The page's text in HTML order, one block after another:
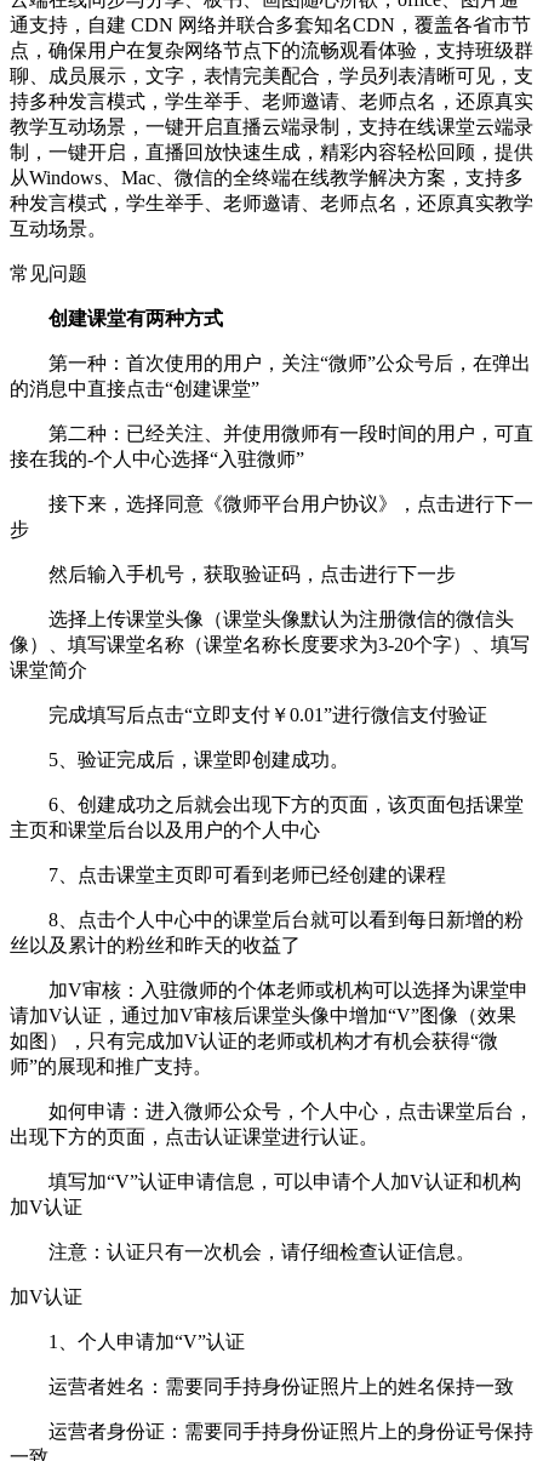
通支持，自建 CDN 网络并联合多套知名CDN，覆盖各省市节
点，确保用户在复杂网络节点下的流畅观看体验，支持班级群
聊、成员展示，文字，表情完美配合，学员列表清晰可见，支
持多种发言模式，学生举手、老师邀请、老师点名，还原真实
教学互动场景，一键开启直播云端录制，支持在线课堂云端录
制，一键开启，直播回放快速生成，精彩内容轻松回顾，提供
从Windows、Mac、微信的全终端在线教学解决方案，支持多
种发言模式，学生举手、老师邀请、老师点名，还原真实教学
互动场景。
常见问题
创建课堂有两种方式
第一种：首次使用的用户，关注“微师”公众号后，在弹出
的消息中直接点击“创建课堂”
第二种：已经关注、并使用微师有一段时间的用户，可直
接在我的-个人中心选择“入驻微师”
接下来，选择同意《微师平台用户协议》，点击进行下一
步
然后输入手机号，获取验证码，点击进行下一步
选择上传课堂头像（课堂头像默认为注册微信的微信头
像）、填写课堂名称（课堂名称长度要求为3-20个字）、填写
课堂简介
完成填写后点击“立即支付￥0.01”进行微信支付验证
5、验证完成后，课堂即创建成功。
6、创建成功之后就会出现下方的页面，该页面包括课堂
主页和课堂后台以及用户的个人中心
7、点击课堂主页即可看到老师已经创建的课程
8、点击个人中心中的课堂后台就可以看到每日新增的粉
丝以及累计的粉丝和昨天的收益了
加V审核：入驻微师的个体老师或机构可以选择为课堂申
请加V认证，通过加V审核后课堂头像中增加“V”图像（效果
如图），只有完成加V认证的老师或机构才有机会获得“微
师”的展现和推广支持。
如何申请：进入微师公众号，个人中心，点击课堂后台，
出现下方的页面，点击认证课堂进行认证。
填写加“V”认证申请信息，可以申请个人加V认证和机构
加V认证
注意：认证只有一次机会，请仔细检查认证信息。
加V认证
1、个人申请加“V”认证
运营者姓名：需要同手持身份证照片上的姓名保持一致
运营者身份证：需要同手持身份证照片上的身份证号保持
一致